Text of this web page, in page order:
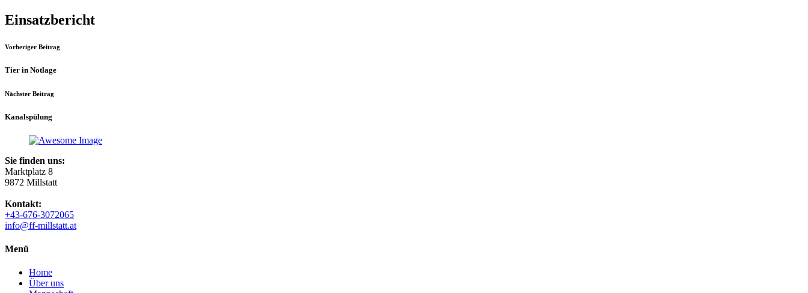
Einsatzbericht
Vorheriger Beitrag
Tier in Notlage
Nächster Beitrag
Kanalspülung
Sie finden uns:
Marktplatz 8
9872 Millstatt
Kontakt:
+43-676-3072065
info@ff-millstatt.at
Menü
Home
Über uns